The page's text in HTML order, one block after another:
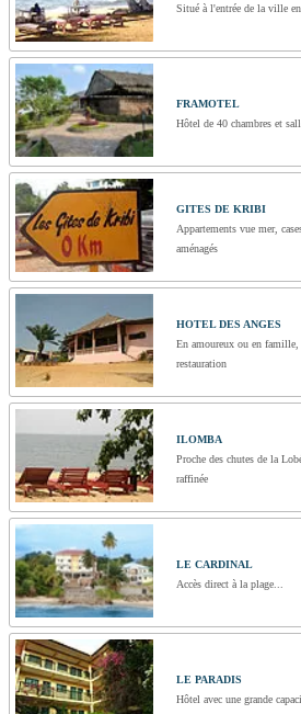
Situé à l'entrée de la ville
FRAMOTEL
Hôtel de 40 chambres et
GITES DE KRIBI
Appartements vue mer,
aménagés
HOTEL DES ANGES
En amoureux ou en famille,
restauration
ILOMBA
Proche des chutes de la
raffinée
LE CARDINAL
Accès direct à la plage...
LE PARADIS
Hôtel avec une grande